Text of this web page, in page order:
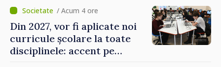
/ Acum 4 ore
Din 2027, vor fi aplicate noi
curricule școlare la toate
disciplinele: accent pe